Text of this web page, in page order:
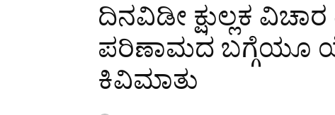
ದಿನವಿಡೀ ಕ್ಷುಲ್ಲಕ
ಪರಿಣಾಮದ ಬಗ್ಗೆಯೂ
ಕಿವಿಮಾತು